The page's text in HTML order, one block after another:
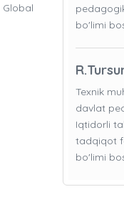
Global
bo'limi
Texnik
davlat
Iqtidorli
tadqiqot
bo'limi